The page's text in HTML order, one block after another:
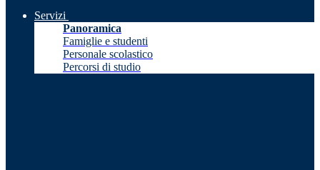
Servizi
Panoramica
Famiglie e studenti
Personale scolastico
Percorsi di studio